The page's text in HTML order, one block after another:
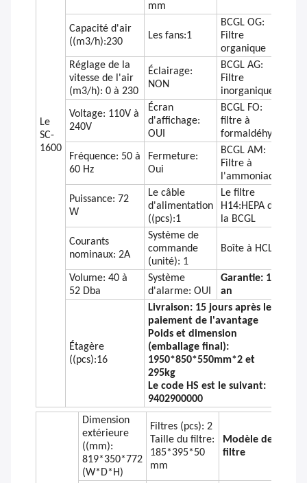
Le
SC-
1600
mm
Capacité d'air
((m3/h):230
Les fans:1
BCGL OG:
Filtre
organique
Réglage de la
vitesse de l'air
(m3/h): 0 à 230
Éclairage:
NON
BCGL AG:
Filtre
inorganique
Voltage: 110V à
240V
Écran
d'affichage:
OUI
BCGL FO:
filtre à
formaldéhyde
Fréquence: 50 à
60 Hz
Fermeture:
Oui
BCGL AM:
Filtre à
l'ammoniac
Puissance: 72
W
Le câble
d'alimentation
((pcs):1
Le filtre
H14:HEPA de
la BCGL
Courants
nominaux: 2A
Système de
commande
(unité): 1
Boîte à HCL
Volume: 40 à
52 Dba
Système
d'alarme: OUI
Garantie: 1
an
Étagère
((pcs):16
Livraison: 15 jours après le
paiement de l'avantage
Poids et dimension
(emballage final):
1950*850*550mm*2 et
295kg
Le code HS est le suivant:
9402900000
Dimension
extérieure
((mm):
819*350*772
(W*D*H)
Filtres (pcs): 2
Taille du filtre:
185*395*50
mm
Modèle de
filtre